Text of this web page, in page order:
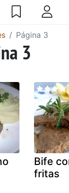
Página 3
3
Bife
fritas